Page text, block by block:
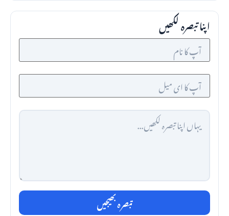
اپنا تبصرہ لکھیں
تبصرہ بھیجیں